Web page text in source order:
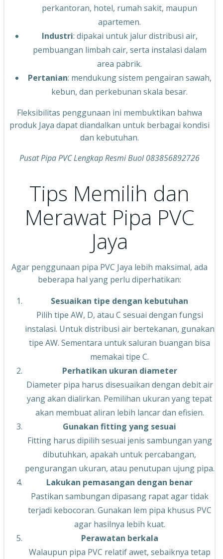
perkantoran, hotel, rumah sakit, maupun
apartemen.
Industri: dipakai untuk jalur distribusi air,
pembuangan limbah cair, serta instalasi dalam
area pabrik.
Pertanian: mendukung sistem pengairan sawah,
kebun, dan perkebunan skala besar.
Fleksibilitas penggunaan ini membuktikan bahwa
produk Jaya dapat diandalkan untuk berbagai kondisi
dan kebutuhan.
Pusat Pipa PVC Lengkap Resmi Buol 083856892726
Tips Memilih dan
Merawat Pipa PVC
Jaya
Agar penggunaan pipa PVC Jaya lebih maksimal, ada
beberapa hal yang perlu diperhatikan:
Sesuaikan tipe dengan kebutuhan
Pilih tipe AW, D, atau C sesuai dengan fungsi
instalasi. Untuk distribusi air bertekanan, gunakan
tipe AW. Sementara untuk saluran buangan bisa
memakai tipe C.
Perhatikan ukuran diameter
Diameter pipa harus disesuaikan dengan debit air
yang akan dialirkan. Pemilihan ukuran yang tepat
akan membuat aliran lebih lancar dan efisien.
Gunakan fitting yang sesuai
Fitting harus dipilih sesuai jenis sambungan yang
dibutuhkan, apakah untuk percabangan,
pengurangan ukuran, atau penutupan ujung pipa.
Lakukan pemasangan dengan benar
Pastikan sambungan dipasang rapat agar tidak
terjadi kebocoran. Gunakan lem pipa khusus PVC
agar hasilnya lebih kuat.
Perawatan berkala
Walaupun pipa PVC relatif awet, sebaiknya tetap